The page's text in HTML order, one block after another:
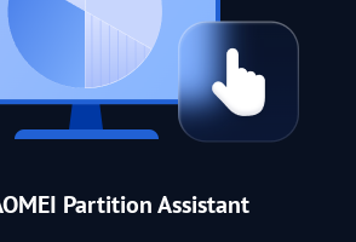
Partition Assistant